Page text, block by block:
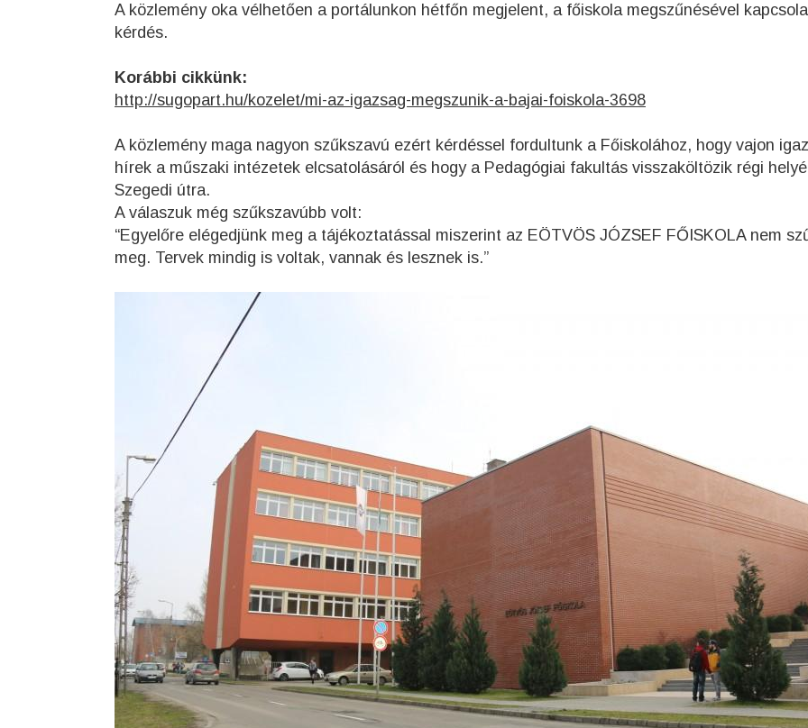
A közlemény oka vélhetően a portálunkon hétfőn megjelent, a főiskola megszűnésével
kérdés.
Korábbi cikkünk:
http://sugopart.hu/kozelet/mi-az-igazsag-megszunik-a-bajai-foiskola-3698
A közlemény maga nagyon szűkszavú ezért kérdéssel fordultunk a Főiskolához, hogy vajon
hírek a műszaki intézetek elcsatolásáról és hogy a Pedagógiai fakultás visszaköltözik régi
Szegedi útra.
A válaszuk még szűkszavúbb volt:
“Egyelőre elégedjünk meg a tájékoztatással miszerint az EÖTVÖS JÓZSEF FŐISKOLA nem
meg. Tervek mindig is voltak, vannak és lesznek is.”